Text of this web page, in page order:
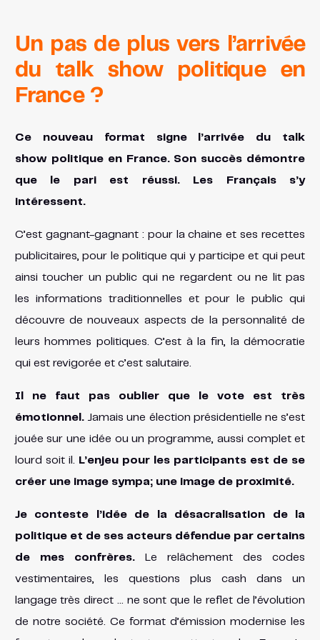
Un pas de plus vers l’arrivée
du talk show politique en
France ?
Ce nouveau format signe l’arrivée du talk
show politique en France. Son succès démontre
que le pari est réussi. Les Français s’y
intéressent.
C’est gagnant-gagnant : pour la chaine et ses recettes
publicitaires, pour le politique qui y participe et qui peut
ainsi toucher un public qui ne regardent ou ne lit pas
les informations traditionnelles et pour le public qui
découvre de nouveaux aspects de la personnalité de
leurs hommes politiques. C’est à la fin, la démocratie
qui est revigorée et c’est salutaire.
Il ne faut pas oublier que le vote est très
émotionnel.Jamais une élection présidentielle ne s’est
jouée sur une idée ou un programme, aussi complet et
lourd soit il. L’enjeu pour les participants est de se
créer une image sympa; une image de proximité.
Je conteste l’idée de la désacralisation de la
politique et de ses acteurs défendue par certains
de mes confrères.Le relâchement des codes
vestimentaires, les questions plus cash dans un
langage très direct … ne sont que le reflet de l’évolution
de notre société. Ce format d’émission modernise les